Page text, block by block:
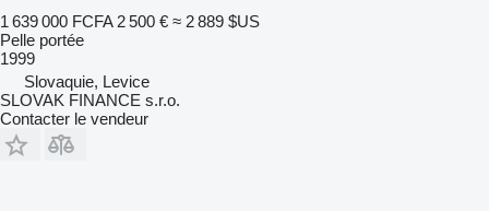
1 639 000 FCFA 2 500 € ≈ 2 889 $US
Pelle portée
1999
Slovaquie, Levice
SLOVAK FINANCE s.r.o.
Contacter le vendeur